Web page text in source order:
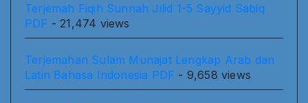
Terjemah Fiqih Sunnah Jilid 1-5 Sayyid Sabiq
PDF - 21,474 views
Terjemahan Sulam Munajat Lengkap Arab dan
Latin Bahasa Indonesia PDF - 9,658 views